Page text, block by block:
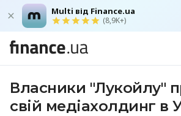
Multi від Finance.ua
(8,9K+)
Власники "Лукойлу"
свій медіахолдинг в